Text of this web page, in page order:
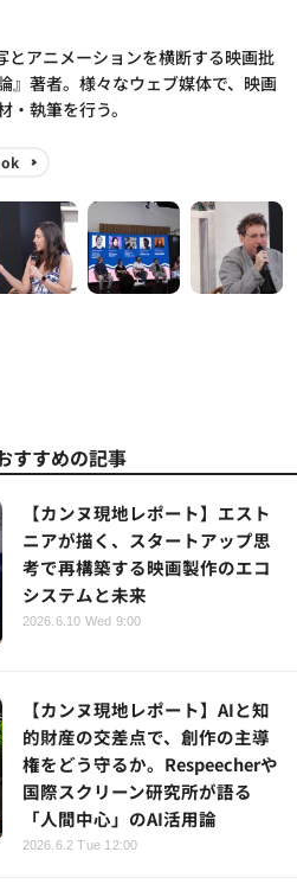
アニメーションを横断する映画批
』著者。様々なウェブ媒体で、映画
執筆を行う。
すすめの記事
【カンヌ現地レポート】エスト
ニアが描く、スタートアップ思
考で再構築する映画製作のエコ
システムと未来
2026.6.10 Wed 9:00
【カンヌ現地レポート】AIと知
的財産の交差点で、創作の主導
権をどう守るか。Respeecherや
国際スクリーン研究所が語る
「人間中心」のAI活用論
2026.6.2 Tue 12:00